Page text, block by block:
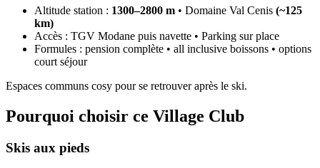
Altitude station : 1300–2800 m • Domaine Val Cenis (~125
km)
Accès : TGV Modane puis navette • Parking sur place
Formules : pension complète • all inclusive boissons • options
court séjour
Espaces communs cosy pour se retrouver après le ski.
Pourquoi choisir ce Village Club
Skis aux pieds